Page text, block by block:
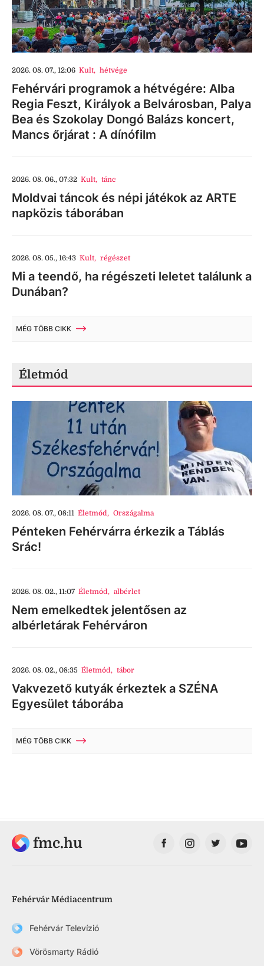
2026. 08. 07., 12:06 Kult, hétvége
Fehérvári programok a hétvégére: Alba
Regia Feszt, Királyok a Belvárosban, Palya
Bea és Szokolay Dongó Balázs koncert,
Mancs őrjárat : A dínófilm
2026. 08. 06., 07:32 Kult, tánc
Moldvai táncok és népi játékok az ARTE
napközis táborában
2026. 08. 05., 16:43 Kult, régészet
Mi a teendő, ha régészeti leletet találunk a
Dunában?
MÉG TÖBB CIKK
Életmód
2026. 08. 07., 08:11 Életmód, Országalma
Pénteken Fehérvárra érkezik a Táblás
Srác!
2026. 08. 02., 11:07 Életmód, albérlet
Nem emelkedtek jelentősen az
albérletárak Fehérváron
2026. 08. 02., 08:35 Életmód, tábor
Vakvezető kutyák érkeztek a SZÉNA
Egyesület táborába
MÉG TÖBB CIKK
fmc.hu
Fehérvár Médiacentrum
Fehérvár Televízió
Vörösmarty Rádió